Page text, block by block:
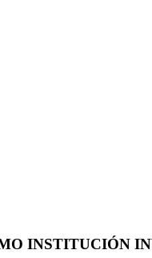
INSTITUCIÓN